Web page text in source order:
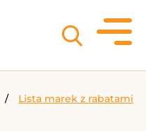
Lista marek z rabatami